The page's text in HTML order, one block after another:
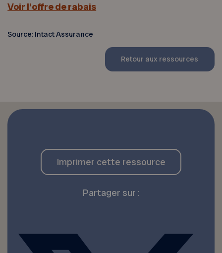
Voir l’offre de rabais
Source: Intact Assurance
Retour aux ressources
Imprimer cette ressource
Partager sur :